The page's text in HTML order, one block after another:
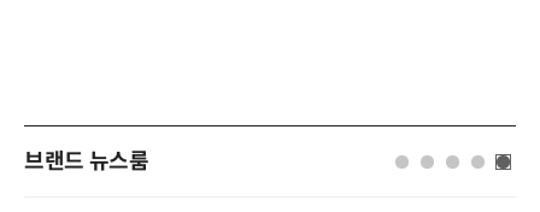
브랜드 뉴스룸